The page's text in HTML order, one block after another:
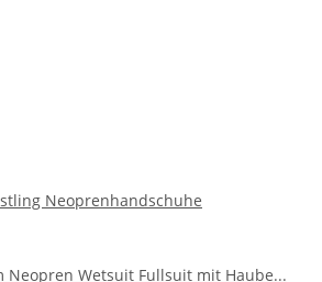
Neoprenhandschuhe